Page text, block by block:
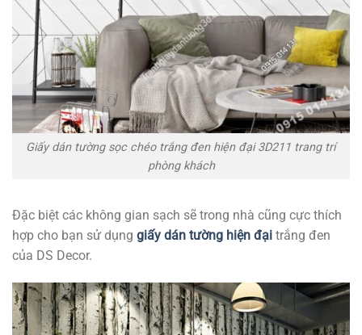
Giấy dán tường sọc chéo trắng đen hiện đại 3D211 trang trí
phòng khách
Đặc biệt các không gian sạch sẽ trong nhà cũng cực thích
hợp cho bạn sử dụng giấy dán tường hiện đại trắng đen
của DS Decor.